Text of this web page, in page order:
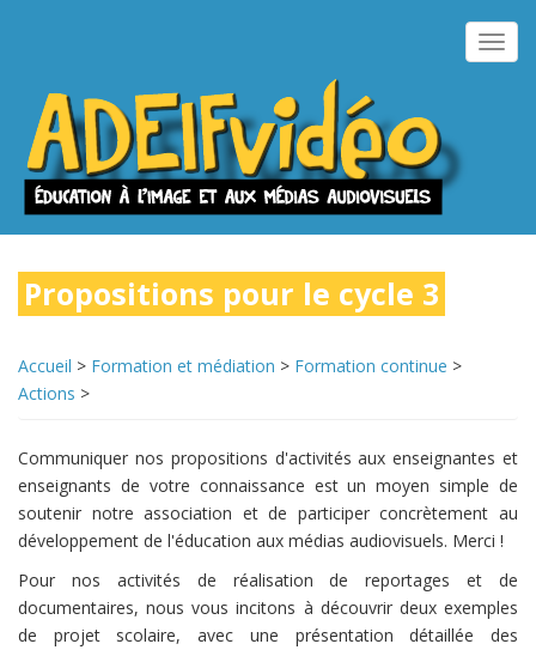
principal
Propositions pour le cycle 3
Accueil > Formation et médiation > Formation continue >
Actions >
Communiquer nos propositions d'activités aux enseignantes et
enseignants de votre connaissance est un moyen simple de
soutenir notre association et de participer concrètement au
développement de l'éducation aux médias audiovisuels. Merci !
Pour nos activités de réalisation de reportages et de
documentaires, nous vous incitons à découvrir deux exemples
de projet scolaire, avec une présentation détaillée des